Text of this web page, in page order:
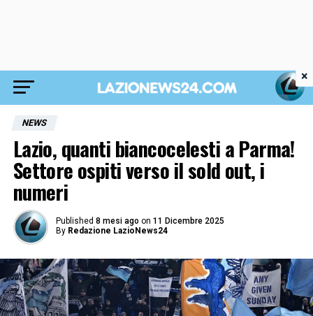
NEWS
Lazio, quanti biancocelesti a Parma!
Settore ospiti verso il sold out, i
numeri
Published 8 mesi ago on 11 Dicembre 2025
By Redazione LazioNews24
×